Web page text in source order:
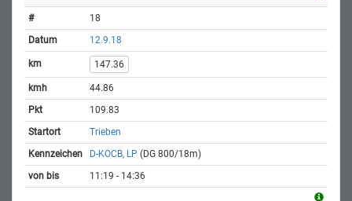
18
12.9.18
147.36
44.86
109.83
Trieben
D-KOCB, LP (DG 800/18m)
11:19 - 14:36